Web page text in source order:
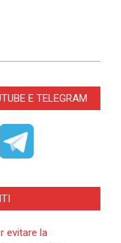
E TELEGRAM
evitare la